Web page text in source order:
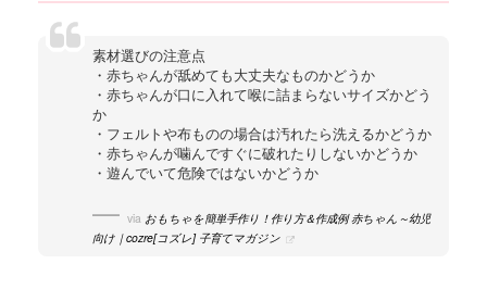
素材選びの注意点
・赤ちゃんが舐めても大丈夫なものかどうか
・赤ちゃんが口に入れて喉に詰まらないサイズかどう
か
・フェルトや布ものの場合は汚れたら洗えるかどうか
・赤ちゃんが噛んですぐに破れたりしないかどうか
・遊んでいて危険ではないかどうか
via おもちゃを簡単手作り！作り方＆作成例 赤ちゃん～幼児
向け｜cozre[コズレ] 子育てマガジン